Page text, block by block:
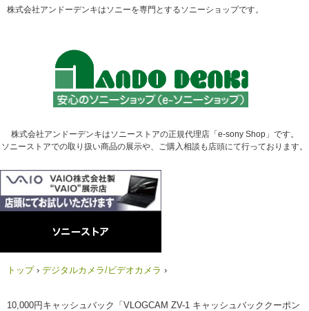
株式会社アンドーデンキはソニーを専門とするソニーショップです。
株式会社アンドーデンキはソニーストアの正規代理店「e-sony Shop」です。
ソニーストアでの取り扱い商品の展示や、ご購入相談も店頭にて行っております。
トップ › デジタルカメラ/ビデオカメラ ›
10,000円キャッシュバック「VLOGCAM ZV-1 キャッシュバッククーポン